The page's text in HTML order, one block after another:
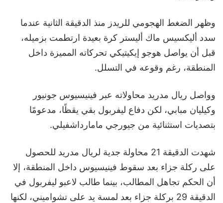
وظهر الضغط الهجومي للريدز منذ الدقيقة الثانية عندما
سدد أليكسيس ماك أليستر كرة بعيدة ارتطمت بزميله،
قبل أن يواصل هوجو إيكيتيكي تحركاته المميزة داخل
المنطقة، رغم وقوعه في التسلل.
وواصل ريال مدريد محاولاته عبر فينيسيوس جونيور
وكيليان مبابي، لكن دفاع ليفربول بقي يقظًا، مدعومًا
بتصديات استثنائية من جيورجي مامارداشفيلي.
شهدت الدقيقة 21 محاولة جدية لريال مدريد للحصول
على ركلة جزاء بعد سقوط فينيسيوس داخل المنطقة، إلا
أن الحكم تجاهل المطالب، بينما طالب لاعبو ليفربول في
الدقيقة 29 بركلة جزاء بعد لمسة يد على تشواميني، لكنها